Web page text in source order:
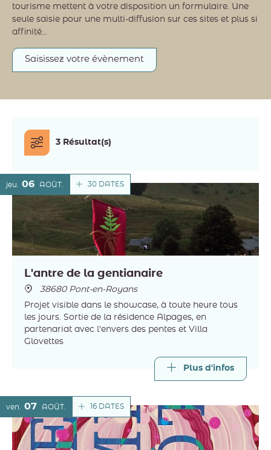
tourisme mettent à votre disposition un formulaire. Une
seule saisie pour une multi-diffusion sur ces sites et plus si
affinité...
Saisissez votre évènement
3 Résultat(s)
30 DATES
jeu. 06 AOÛT
L'antre de la gentianaire
38680 Pont-en-Royans
Projet visible dans le showcase, à toute heure tous
les jours. Sortie de la résidence Alpages, en
partenariat avec l'envers des pentes et Villa
Glovettes
Plus d'infos
16 DATES
ven. 07 AOÛT